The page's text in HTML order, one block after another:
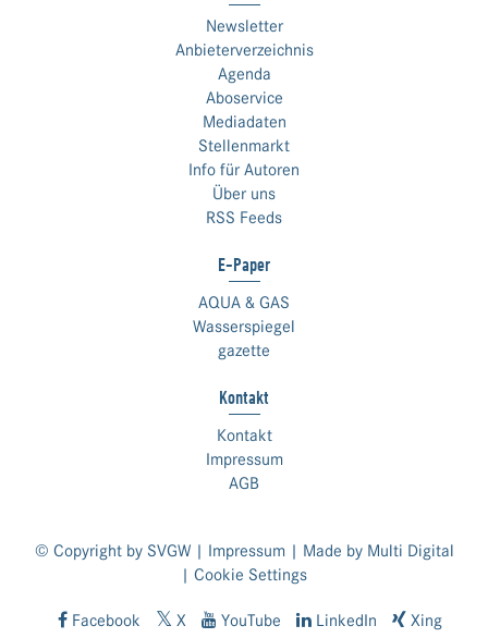
Newsletter
Anbieterverzeichnis
Agenda
Aboservice
Mediadaten
Stellenmarkt
Info für Autoren
Über uns
RSS Feeds
E-Paper
AQUA & GAS
Wasserspiegel
gazette
Kontakt
Kontakt
Impressum
AGB
© Copyright by SVGW | Impressum| Made by Multi Digital
| Cookie Settings
Facebook X YouTube LinkedIn Xing